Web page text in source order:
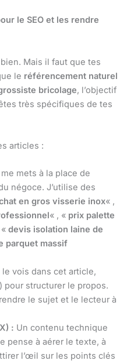
le SEO et les rendre
Mais il faut que tes
le référencement naturel
bricolage, l’objectif
très spécifiques de tes
articles :
mets à la place de
négoce. J’utilise des
en gros visserie inox« ,
« , « prix palette
devis isolation laine de
parquet massif
le vois dans cet article,
pour structurer le propos.
le sujet et le lecteur à
: Un contenu technique
pense à aérer le texte, à
l’œil sur les points clés